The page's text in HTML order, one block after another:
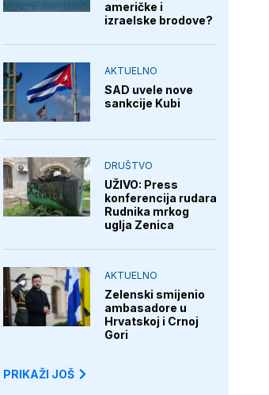
američke i
izraelske brodove?
AKTUELNO
SAD uvele nove
sankcije Kubi
DRUŠTVO
UŽIVO: Press
konferencija rudara
Rudnika mrkog
uglja Zenica
AKTUELNO
Zelenski smijenio
ambasadore u
Hrvatskoj i Crnoj
Gori
PRIKAŽI JOŠ